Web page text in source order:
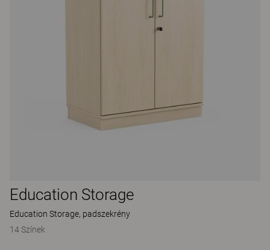
Education Storage
Education Storage, padszekrény
14 Színek